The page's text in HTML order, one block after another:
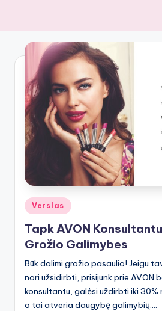
Posted
in
Verslas
Tapk AVON
Grožio Galimybes
Būk dalimi grožio pasaulio! Jeigu
nori užsidirbti, prisijunk prie AVON
konsultantu, galėsi uždirbti iki 30%
o tai atveria daugybę galimybių.…